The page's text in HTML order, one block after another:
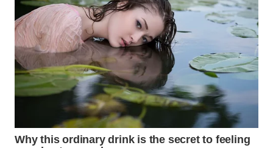
WN
CIREBON
WN
INDRAMAYU
KUNINGAN